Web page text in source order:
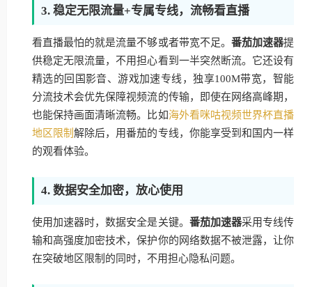
3. 稳定无限流量+专属专线，流畅看直播
看直播最怕的就是流量不够或者带宽不足。 番茄加速器提
供稳定无限流量，不用担心看到一半突然断流。它还设有
精选的回国影音、游戏加速专线，独享100M带宽，智能
分流技术会优先保障视频流的传输，即使在网络高峰期，
也能保持画面清晰流畅。比如海外看咪咕视频世界杯直播
地区限制解除后，用番茄的专线，你能享受到和国内一样
的观看体验。
4. 数据安全加密，放心使用
使用加速器时，数据安全是关键。 番茄加速器采用专线传
输和高强度加密技术，保护你的网络数据不被泄露，让你
在突破地区限制的同时，不用担心隐私问题。